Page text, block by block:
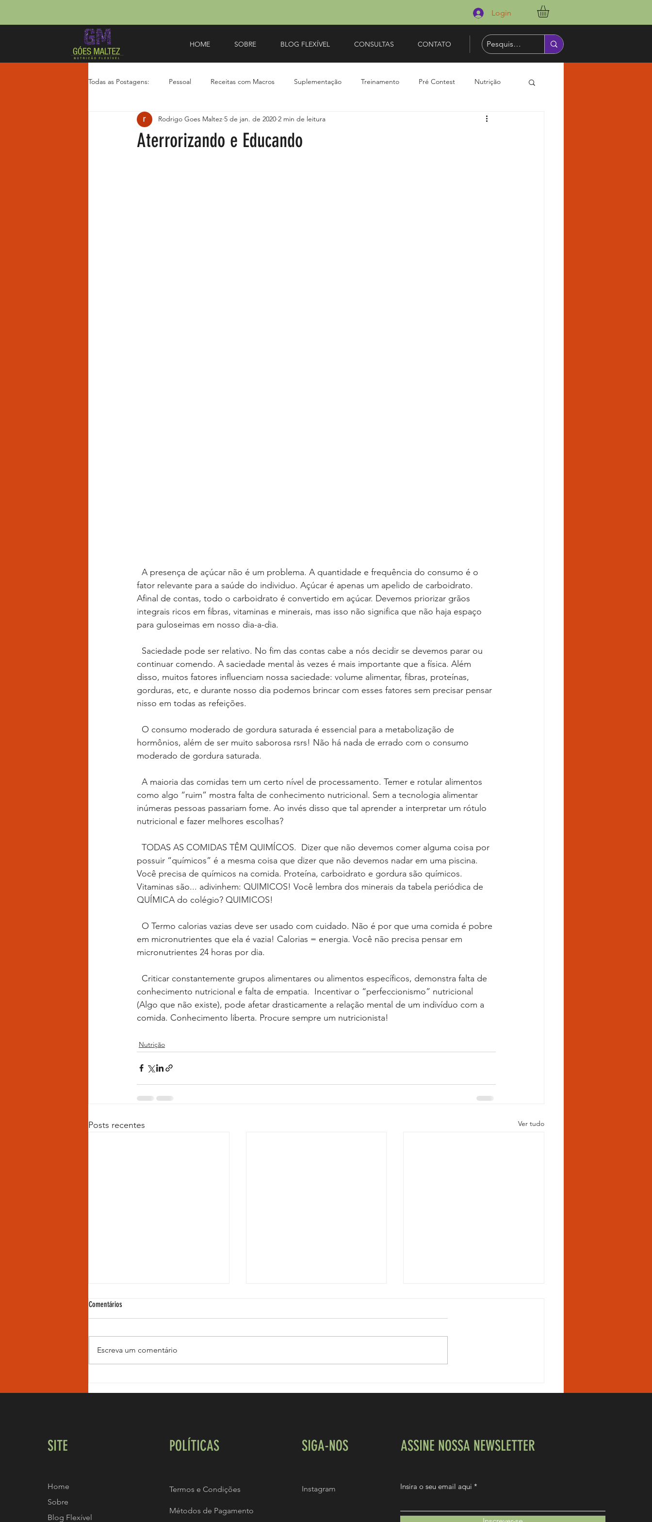
Login
HOME SOBRE BLOG FLEXÍVEL CONSULTAS CONTATO
Todas as Postagens: Pessoal Receitas com Macros Suplementação Treinamento Pré Contest Nutrição
Aterrorizando e Educando
Rodrigo Goes Maltez 5 de jan. de 2020 2 min de leitura
fator relevante para a saúde do individuo. Açúcar é apenas um apelido de carboidrato.
Afinal de contas, todo o carboidrato é convertido em açúcar. Devemos priorizar grãos
integrais ricos em fibras, vitaminas e minerais, mas isso não significa que não haja espaço
para guloseimas em nosso dia-a-dia.
continuar comendo. A saciedade mental às vezes é mais importante que a física. Além
disso, muitos fatores influenciam nossa saciedade: volume alimentar, fibras, proteínas,
gorduras, etc, e durante nosso dia podemos brincar com esses fatores sem precisar pensar
nisso em todas as refeições.
hormônios, além de ser muito saborosa rsrs! Não há nada de errado com o consumo
moderado de gordura saturada.
como algo “ruim” mostra falta de conhecimento nutricional. Sem a tecnologia alimentar
inúmeras pessoas passariam fome. Ao invés disso que tal aprender a interpretar um rótulo
nutricional e fazer melhores escolhas?
possuir “químicos” é a mesma coisa que dizer que não devemos nadar em uma piscina.
Você precisa de químicos na comida. Proteína, carboidrato e gordura são químicos.
Vitaminas são... adivinhem: QUIMICOS! Você lembra dos minerais da tabela periódica de
QUÍMICA do colégio? QUIMICOS!
em micronutrientes que ela é vazia! Calorias = energia. Você não precisa pensar em
micronutrientes 24 horas por dia.
conhecimento nutricional e falta de empatia.  Incentivar o “perfeccionismo” nutricional
(Algo que não existe), pode afetar drasticamente a relação mental de um indivíduo com a
comida. Conhecimento liberta. Procure sempre um nutricionista!
Nutrição
Posts recentes Ver tudo
Comentários
Escreva um comentário
SITE
Home
Sobre
Blog Flexível
POLÍTICAS
Termos e Condições
Métodos de Pagamento
SIGA-NOS
Instagram
ASSINE NOSSA NEWSLETTER
Insira o seu email aqui